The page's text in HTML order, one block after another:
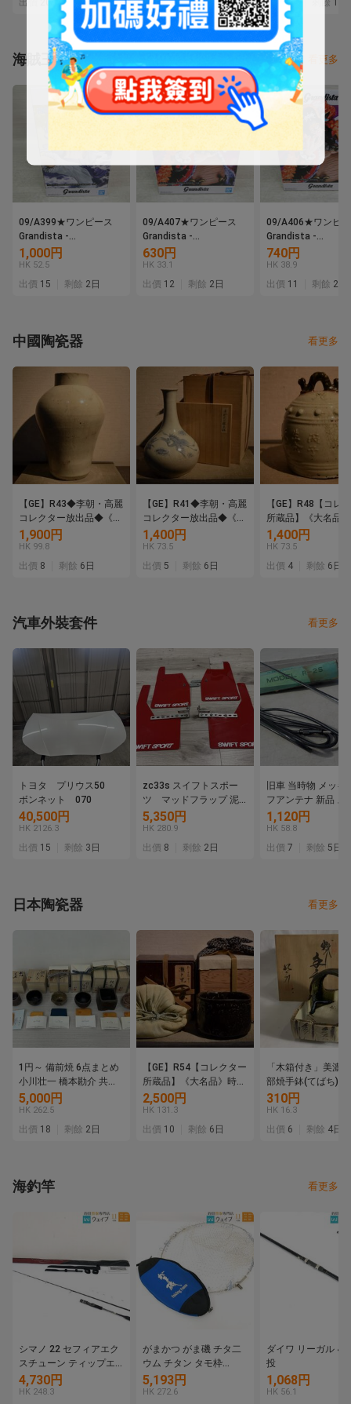
出價 剩餘5 時
(SR) ★
出價16 剩餘 5日 出價15 剩餘
海賊王 看更多
09/A399★ワンピース
Grandista -
MONKEY.D.LUFFY
GEAR5-Ⅲ モンキー・
D・ルフィ ギア5★フィ
1,000円
HK 52.5
出價 15 剩餘 2日
09/A407★ワンピース
Grandista -
MARSHALL.D.TEACH-
マーシャル・D・ティー
チ★黒ひげ★フィギュア
630円
HK 33.1
出價 12 剩餘 2日
09/A406★ワンピ
Grandista -
マーシャル・D・テ
チ★黒ひげ★フィ
740円
HK 38.9
出價 11 剩餘 2日
中國陶瓷器 看更多
【GE】R43◆李朝・高麗
コレクター放出品◆《大
名品》時代 李朝白磁壺/
中国美術 中国古玩 朝鮮
韓国 壷 骨董品 時代品 美
1,900円
HK 99.8
出價 8 剩餘 6日
【GE】R41◆李朝・高麗
コレクター放出品◆《大
名品》時代 李朝染付雲
鶴紋花瓶/中国美術 中国
古玩 花器 骨董品 時代品
1,400円
HK 73.5
出價 5 剩餘 6日
【GE】R48【コレ
所蔵品】《大名品
陶釣鐘/中国美術 中
玩 朝鮮 韓国 陶器
鈴 骨董品 時代品 美
1,400円
HK 73.5
出價 4 剩餘 6日
汽車外裝套件 看更多
トヨタ プリウス50
ボンネット 070
40,500円
HK 2126.3
出價 15 剩餘 3日
zc33s スイフトスポー
ツ マッドフラップ 泥
除け
5,350円
HK 280.9
出價 8 剩餘 2日
旧車 当時物 メッキ
フアンテナ 新品 ス
フロンテ クーペ
LC10W セルボ
すゞ ベレット GT
1,120円
HK 58.8
出價 7 剩餘 5日
日本陶瓷器 看更多
1円～ 備前焼 6点まとめ
小川壮一 橋本勘介 共箱
共布 栞付き ぐい呑み 酒
盃 酒杯 酒器 花入 花器
陶器 陶芸 工芸品 骨董 木
5,000円
HK 262.5
出價 18 剩餘 2日
【GE】R54【コレクター
所蔵品】《大名品》時代
瀬戸黒茶碗/日本美術 美
濃焼 茶道具 骨董品 時代
品 美術品 古美術品 sm
2,500円
HK 131.3
出價 10 剩餘 6日
「木箱付き」美濃
部焼手鉢(てばち)」
品 送料無料 1円
【180-21.NT】
310円
HK 16.3
出價 6 剩餘 4日
海釣竿 看更多
シマノ 22 セフィアエク
スチューン ティップエ
ギング S68MH-S 美品
4,730円
HK 248.3
がまかつ がま磯 チタ二
ウム チタン タモ枠
45cm タモ網付 タモケー
ス付属
5,193円
HK 272.6
ダイワ リーガル 4-
投
1,068円
HK 56.1